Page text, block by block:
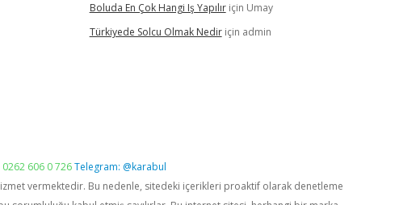
Boluda En Çok Hangi Iş Yapılıriçin Umay
Türkiyede Solcu Olmak Nediriçin admin
606 0 726Telegram: @karabul
vermektedir. Bu nedenle, sitedeki içerikleri proaktif olarak denetleme